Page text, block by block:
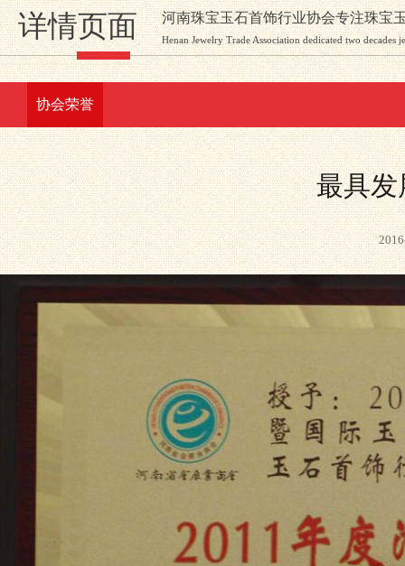
详情页面 河南珠宝玉石首饰行业协会专注珠宝
Henan Jewelry Trade Association dedicated two decades
协会荣誉
最具发